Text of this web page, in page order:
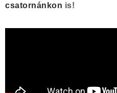
csatornánkon is!